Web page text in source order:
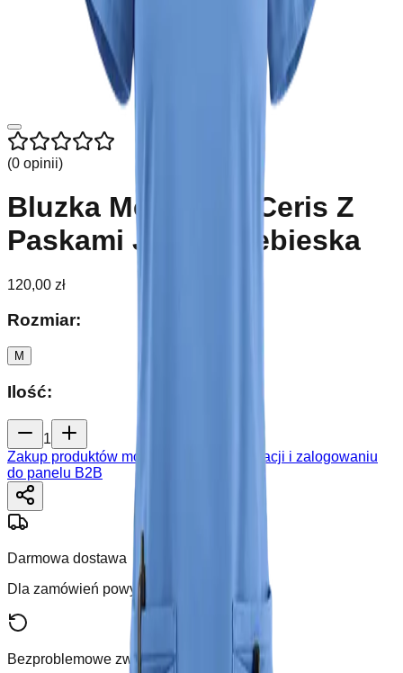
(0 opinii)
Bluzka Medyczna Ceris Z
Paskami Jasno Niebieska
120,00 zł
Rozmiar:
M
Ilość:
1
Zakup produktów możliwy jest po rejestracji i zalogowaniu
do panelu B2B
Darmowa dostawa
Dla zamówień powyżej 250 zł
Bezproblemowe zwroty